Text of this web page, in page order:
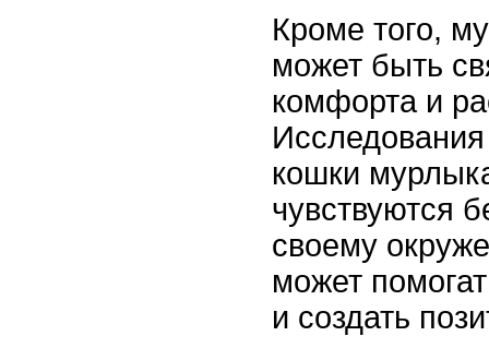
Кроме того,
может быть
комфорта и
кошки
чувствуются
своему
может
и создать